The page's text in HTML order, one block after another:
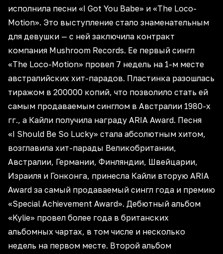
исполнила песни «I Got You Babe» и «The Loco-
Motion». Это выступление стало знаменательным
для девушки — с ней заключила контракт
компания Mushroom Records. Ее первый сингл
«The Loco-Motion» провел 7 недель на 1-м месте
австралийских хит-парадов. Пластинка разошлась
тиражом в 200000 копий, что позволило стать ей
самым продаваемым синглом в Австралии 1980-х
гг., а Кайли получила награду ARIA Award. Песня
«I Should Be So Lucky» стала абсолютным хитом,
возглавила хит-парады Великобритании,
Австралии, Германии, Финляндии, Швейцарии,
Израиля и Гонконга, принесла Кайли вторую ARIA
Award за самый продаваемый сингл года и премию
«Special Achievement Award». Дебютный альбом
«Kylie» провел более года в британских
альбомных чартах, в том числе и несколько
недель на первом месте. Второй альбом